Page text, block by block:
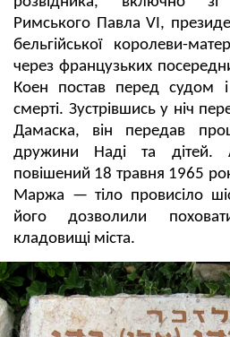
Римського Павла VI,
бельгійської королеви-
через французьких
Коен постав перед судом
смерті. Зустрівшись у ніч
Дамаска, він передав
дружини Наді та дітей.
повішений 18 травня 1965
Маржа — тіло провисіло
його дозволили
кладовищі міста.